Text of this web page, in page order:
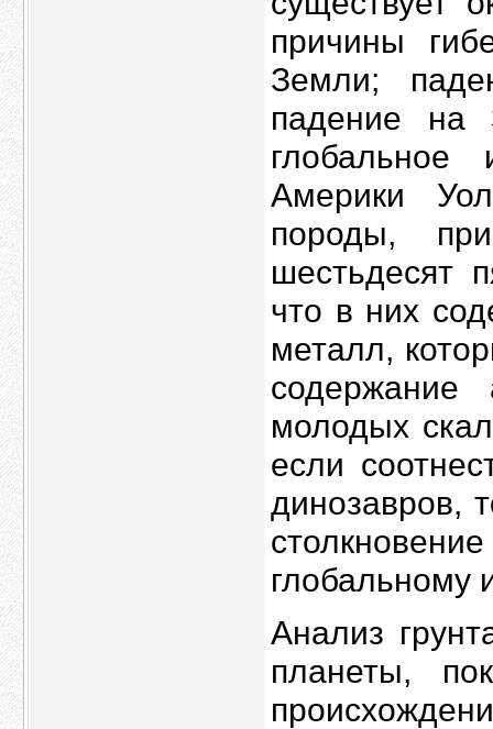
причины
Земли;
падение на
Америки
породы,
шестьдесят
что в них
металл,
содержание
молодых
если
динозавров,
глобальному
Анализ
планеты,